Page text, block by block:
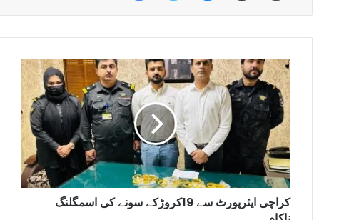
کراچی ایئرپورٹ سے 19کروڑکے سونے کی اسمگلنگ